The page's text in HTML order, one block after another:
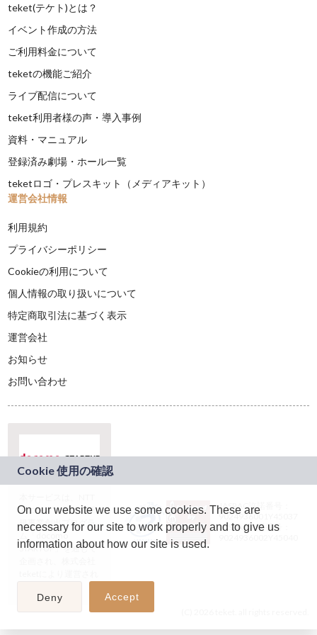
teket(テケト)とは？
イベント作成の方法
ご利用料金について
teketの機能ご紹介
ライブ配信について
teket利用者様の声・導入事例
資料・マニュアル
登録済み劇場・ホール一覧
teketロゴ・プレスキット（メディアキット）
運営会社情報
利用規約
プライバシーポリシー
Cookieの利用について
個人情報の取り扱いについて
特定商取引法に基づく表示
運営会社
お知らせ
お問い合わせ
ドコモグループの新
規事業創出プログラ
ム「docomo
STARTUP」を通じて
JASRAC許諾番号：
9024936001Y45037
JASRAC許諾番号：
On our website we use some cookies. These are
necessary for our site to work properly and to give us
information about how our site is used.
Deny Accept